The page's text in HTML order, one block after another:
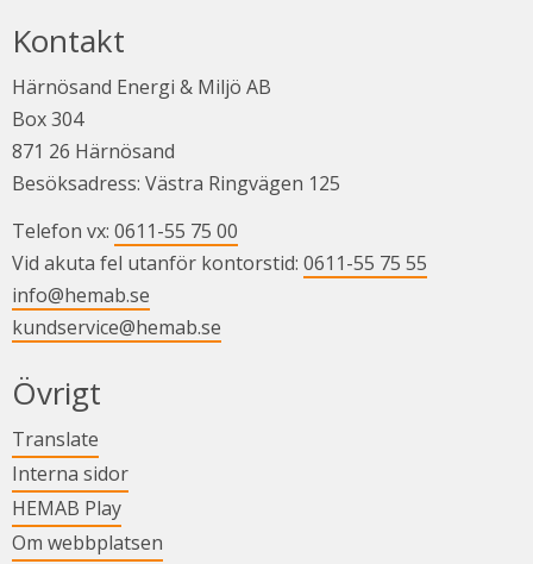
Kontakt
Härnösand Energi & Miljö AB
Box 304
871 26 Härnösand
Besöksadress: Västra Ringvägen 125
Telefon vx: 0611-55 75 00
Vid akuta fel utanför kontorstid: 0611-55 75 55
info@hemab.se
kundservice@hemab.se
Övrigt
Translate
Interna sidorLänk till annan webbplats.
HEMAB PlayLänk till annan webbplats.
Om webbplatsen